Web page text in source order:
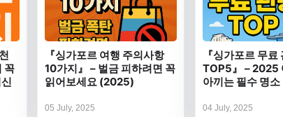
꼭
『싱가포르 여행 주의사항
10가지』 – 벌금 피하려면 꼭
읽어보세요 (2025)
05 July, 2025
『싱가포르 무료
TOP5』 – 2025
아끼는 필수 명소
04 July, 2025